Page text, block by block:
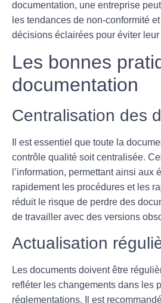
documentation, une entreprise
les tendances de non-conformité
décisions éclairées pour éviter leur
Les bonnes
documentation
Centralisation des
Il est essentiel que toute la
contrôle qualité soit centralisée.
l’information, permettant ainsi aux
rapidement les procédures et les
réduit le risque de perdre des
de travailler avec des versions
Actualisation
Les documents doivent être
refléter les changements dans les
réglementations. Il est